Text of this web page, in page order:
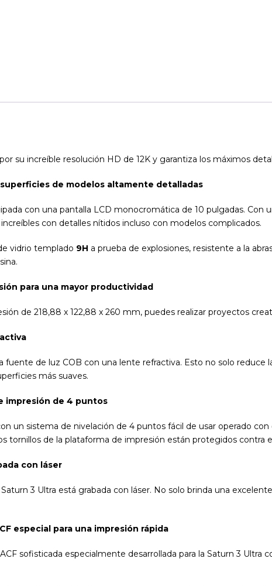
su increíble resolución HD de 12K y garantiza los máximos
superficies de modelos altamente detalladas
con una pantalla LCD monocromática de 10 pulgadas. Con
con detalles nítidos incluso con modelos complicados.
vidrio templado 9H a prueba de explosiones, resistente a la
para una mayor productividad
de 218,88 x 122,88 x 260 mm, puedes realizar proyectos
fuente de luz COB con una lente refractiva. Esto no solo
más suaves.
impresión de 4 puntos
un sistema de nivelación de 4 puntos fácil de usar operado
tornillos de la plataforma de impresión están protegidos contra
con láser
3 Ultra está grabada con láser. No solo brinda una
especial para una impresión rápida
sofisticada especialmente desarrollada para la Saturn 3